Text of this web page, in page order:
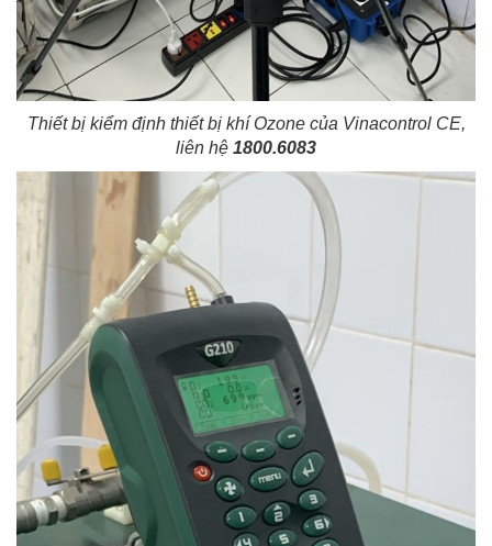
Thiết bị kiểm định thiết bị khí Ozone của Vinacontrol CE,
liên hệ 1800.6083